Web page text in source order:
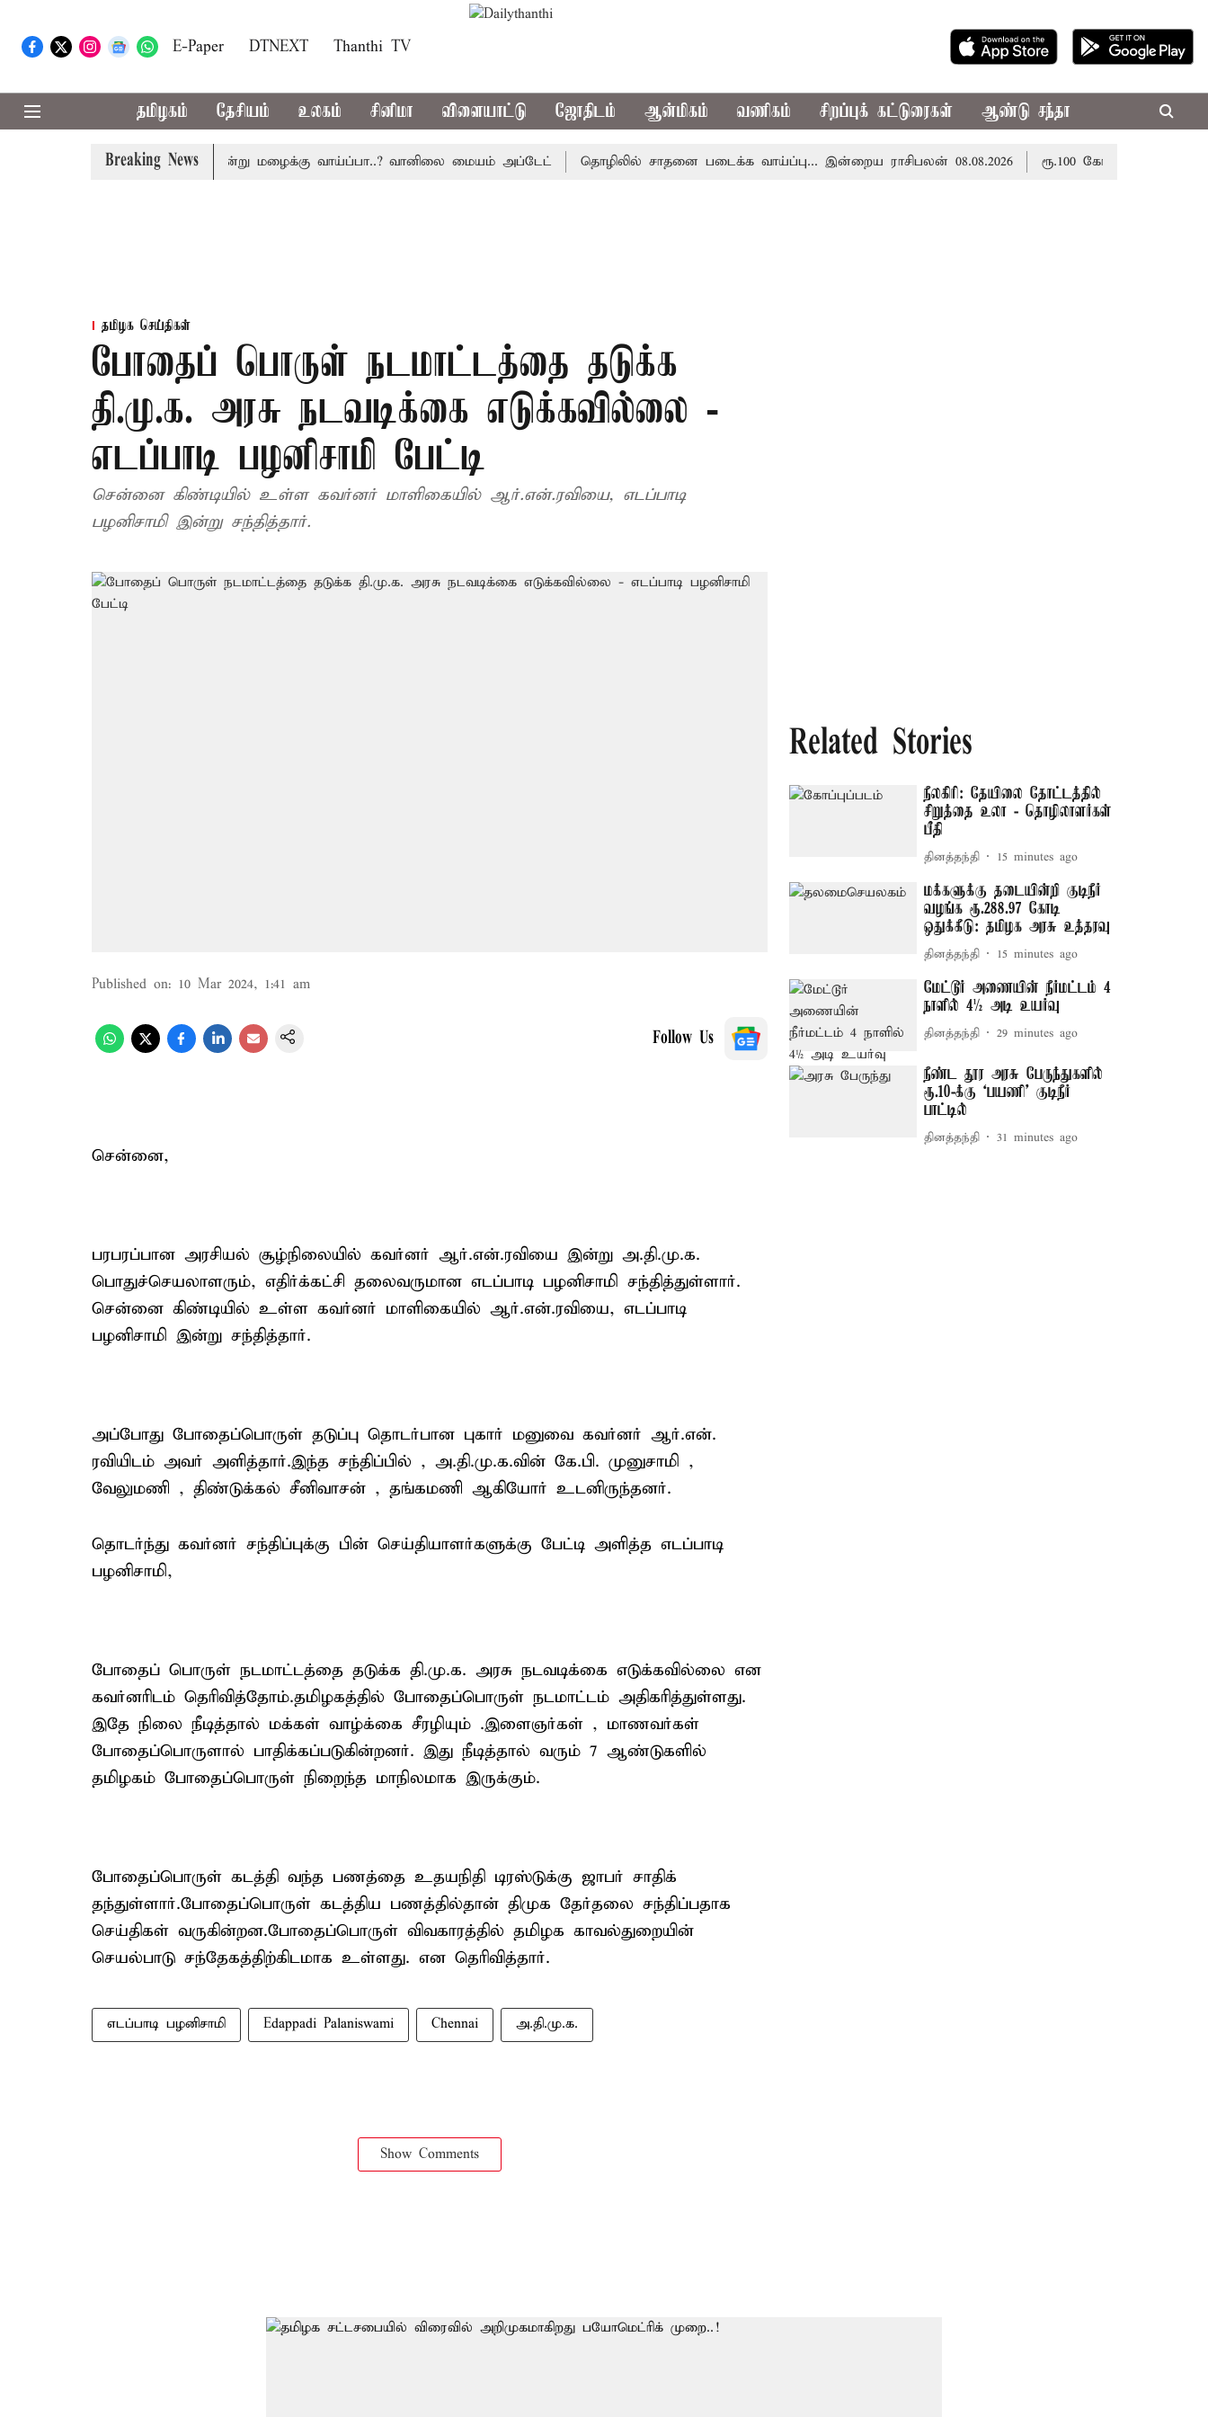
E-Paper DTNEXT Thanthi TV
தமிழகம் தேசியம் உலகம் சினிமா விளையாட்டு ஜோதிடம் ஆன்மிகம் வணிகம் சிறப்புக் கட்டுரைகள் ஆண்டு சந்தா
Breaking News
தமிழகத்தில் இன்று மழைக்கு வாய்ப்பா..? வானிலை மையம் அப்டேட் தொழிலில் சாதனை படைக்க வாய்ப்பு... இன்றைய ராசிபலன் 08.08.2026 ரூ.100 கோடி மதிப்பிலான
தமிழக செய்திகள்
போதைப் பொருள் நடமாட்டத்தை தடுக்க
தி.மு.க. அரசு நடவடிக்கை எடுக்கவில்லை -
எடப்பாடி பழனிசாமி பேட்டி
சென்னை கிண்டியில் உள்ள கவர்னர் மாளிகையில் ஆர்.என்.ரவியை, எடப்பாடி
பழனிசாமி இன்று சந்தித்தார்.
Published on: 10 Mar 2024, 1:41 am
Follow Us
சென்னை,
பரபரப்பான அரசியல் சூழ்நிலையில் கவர்னர் ஆர்.என்.ரவியை இன்று அ.தி.மு.க.
பொதுச்செயலாளரும், எதிர்க்கட்சி தலைவருமான எடப்பாடி பழனிசாமி சந்தித்துள்ளார்.
சென்னை கிண்டியில் உள்ள கவர்னர் மாளிகையில் ஆர்.என்.ரவியை, எடப்பாடி
பழனிசாமி இன்று சந்தித்தார்.
அப்போது போதைப்பொருள் தடுப்பு தொடர்பான புகார் மனுவை கவர்னர் ஆர்.என்.
ரவியிடம் அவர் அளித்தார்.இந்த சந்திப்பில் , அ.தி.மு.க.வின் கே.பி. முனுசாமி ,
வேலுமணி , திண்டுக்கல் சீனிவாசன் , தங்கமணி ஆகியோர் உடனிருந்தனர்.
தொடர்ந்து கவர்னர் சந்திப்புக்கு பின் செய்தியாளர்களுக்கு பேட்டி அளித்த எடப்பாடி
பழனிசாமி,
போதைப் பொருள் நடமாட்டத்தை தடுக்க தி.மு.க. அரசு நடவடிக்கை எடுக்கவில்லை என
கவர்னரிடம் தெரிவித்தோம்.தமிழகத்தில் போதைப்பொருள் நடமாட்டம் அதிகரித்துள்ளது.
இதே நிலை நீடித்தால் மக்கள் வாழ்க்கை சீரழியும் .இளைஞர்கள் , மாணவர்கள்
போதைப்பொருளால் பாதிக்கப்படுகின்றனர். இது நீடித்தால் வரும் 7 ஆண்டுகளில்
தமிழகம் போதைப்பொருள் நிறைந்த மாநிலமாக இருக்கும்.
போதைப்பொருள் கடத்தி வந்த பணத்தை உதயநிதி டிரஸ்டுக்கு ஜாபர் சாதிக்
தந்துள்ளார்.போதைப்பொருள் கடத்திய பணத்தில்தான் திமுக தேர்தலை சந்திப்பதாக
செய்திகள் வருகின்றன.போதைப்பொருள் விவகாரத்தில் தமிழக காவல்துறையின்
செயல்பாடு சந்தேகத்திற்கிடமாக உள்ளது. என தெரிவித்தார்.
எடப்பாடி பழனிசாமி Edappadi Palaniswami Chennai அ.தி.மு.க.
Show Comments
Related Stories
நீலகிரி: தேயிலை தோட்டத்தில்
சிறுத்தை உலா - தொழிலாளர்கள்
பீதி
தினத்தந்தி 15 minutes ago
மக்களுக்கு தடையின்றி குடிநீர்
வழங்க ரூ.288.97 கோடி
ஒதுக்கீடு: தமிழக அரசு உத்தரவு
தினத்தந்தி 15 minutes ago
மேட்டூர் அணையின் நீர்மட்டம் 4
நாளில் 4½ அடி உயர்வு
தினத்தந்தி 29 minutes ago
நீண்ட தூர அரசு பேருந்துகளில்
ரூ.10-க்கு ‘பயணி’ குடிநீர்
பாட்டில்
தினத்தந்தி 31 minutes ago